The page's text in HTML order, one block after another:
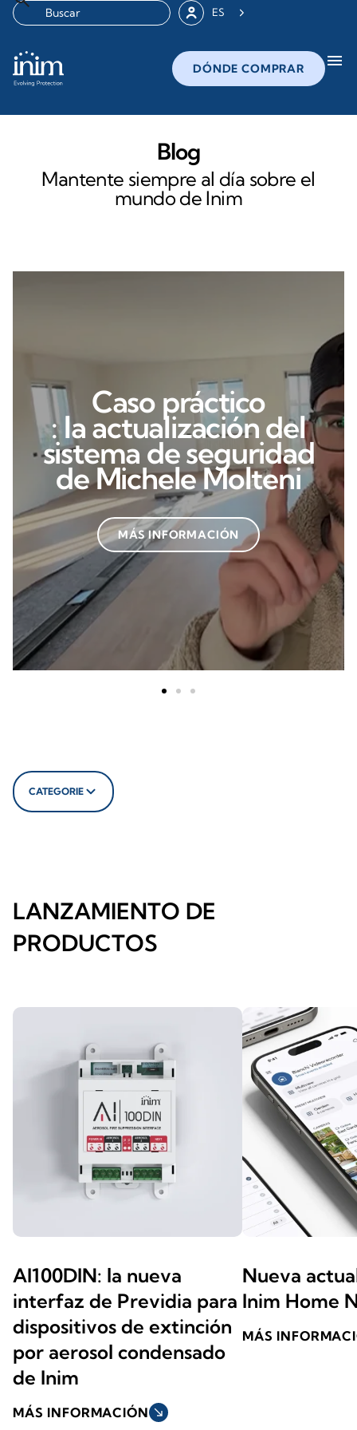
ES
DÓNDE COMPRAR menu
Blog
Mantente siempre al día sobre el
mundo de Inim
Caso práctico
: la actualización del
sistema de seguridad
de Michele Molteni
MÁS INFORMACIÓN
CATEGORIE
LANZAMIENTO DE
PRODUCTOS
AI100DIN: la nueva
interfaz de Previdia para
dispositivos de extinción
por aerosol condensado
de Inim
MÁS INFORMACIÓN south_east
Nueva
Inim Home
MÁS